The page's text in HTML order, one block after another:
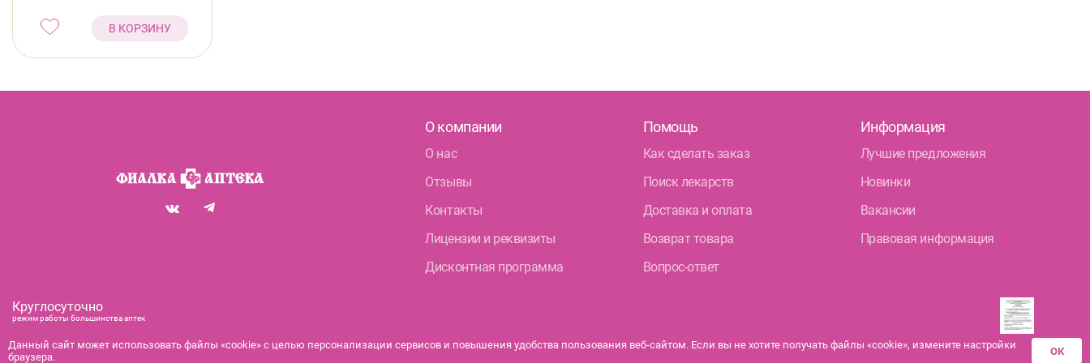
Богатырский пр., д. 28 Круглосуточно
Комендантский пр.
Фрунзенский район
Дунайская
Белы Куна, д.1, к.1
В КОРЗИНУ
О компании
О нас
Отзывы
Контакты
Лицензии и реквизиты
Дисконтная программа
Помощь
Как сделать заказ
Поиск лекарств
Доставка и оплата
Возврат товара
Вопрос-ответ
Информация
Лучшие предложения
Новинки
Вакансии
Правовая информация
Круглосуточно
режим работы большинства аптек
+7 (812) 292-00-00
справочная служба с 9:00 до 21:00 Разрешения аптек-
Данный сайт может использовать файлы «cookie» с целью персонализации сервисов и повышения удобства пользования веб-сайтом. Если вы не хотите получать файлы «cookie», измените настройки
браузера.
ОК